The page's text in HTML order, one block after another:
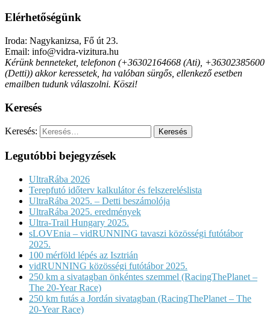
Elérhetőségünk
Iroda: Nagykanizsa, Fő út 23.
Email: info@vidra-vizitura.hu
Kérünk benneteket, telefonon (+36302164668 (Ati), +36302385600
(Detti)) akkor keressetek, ha valóban sürgős, ellenkező esetben
emailben tudunk válaszolni. Köszi!
Keresés
Keresés:
Legutóbbi bejegyzések
UltraRába 2026
Terepfutó időterv kalkulátor és felszereléslista
UltraRába 2025. – Detti beszámolója
UltraRába 2025. eredmények
Ultra-Trail Hungary 2025.
sLOVEnia – vidRUNNING tavaszi közösségi futótábor
2025.
100 mérföld lépés az Isztrián
vidRUNNING közösségi futótábor 2025.
250 km a sivatagban önkéntes szemmel (RacingThePlanet –
The 20-Year Race)
250 km futás a Jordán sivatagban (RacingThePlanet – The
20-Year Race)